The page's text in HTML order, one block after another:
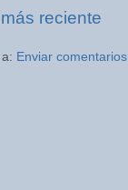
reciente
Enviar